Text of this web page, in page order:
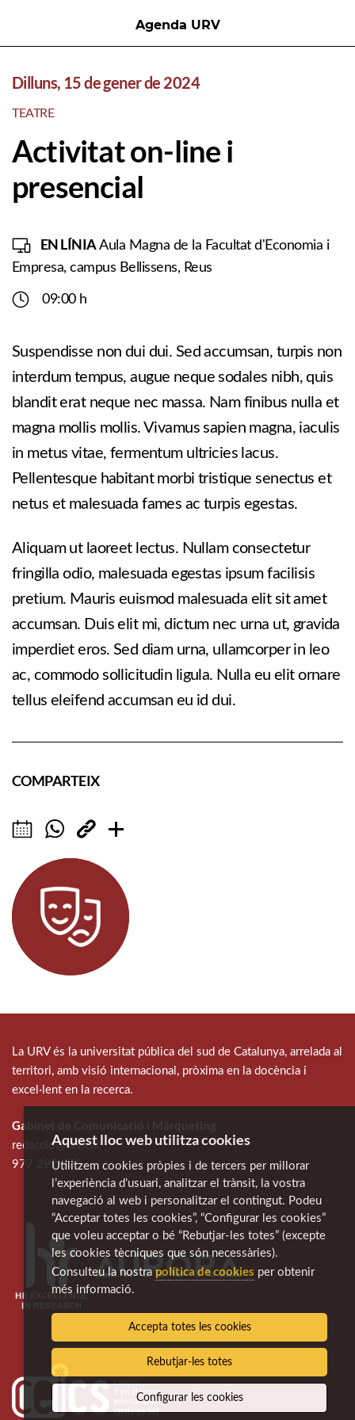
Agenda URV
Dilluns, 15 de gener de 2024
TEATRE
Activitat on-line i
presencial
EN LÍNIAAula Magna de la Facultat d'Economia i
Empresa, campus Bellissens, Reus
09:00 h
Suspendisse non dui dui. Sed accumsan, turpis non
interdum tempus, augue neque sodales nibh, quis
blandit erat neque nec massa. Nam finibus nulla et
magna mollis mollis. Vivamus sapien magna, iaculis
in metus vitae, fermentum ultricies lacus.
Pellentesque habitant morbi tristique senectus et
netus et malesuada fames ac turpis egestas.
Aliquam ut laoreet lectus. Nullam consectetur
fringilla odio, malesuada egestas ipsum facilisis
pretium. Mauris euismod malesuada elit sit amet
accumsan. Duis elit mi, dictum nec urna ut, gravida
imperdiet eros. Sed diam urna, ullamcorper in leo
ac, commodo sollicitudin ligula. Nulla eu elit ornare
tellus eleifend accumsan eu id dui.
COMPARTEIX
La URV és la universitat pública del sud de Catalunya, arrelada al
territori, amb visió internacional, pròxima en la docència i
excel·lent en la recerca.
Gabinet de Comunicació i Màrqueting
redaccio@urv.cat
977 297 975
Aquest lloc web utilitza cookies
Utilitzem cookies pròpies i de tercers per millorar
l’experiència d’usuari, analitzar el trànsit, la vostra
navegació al web i personalitzar el contingut. Podeu
“Acceptar totes les cookies”, “Configurar les cookies”
que voleu acceptar o bé “Rebutjar-les totes” (excepte
les cookies tècniques que són necessàries).
Consulteu la nostra política de cookies per obtenir
més informació.
Accepta totes les cookies
Rebutjar-les totes
Configurar les cookies